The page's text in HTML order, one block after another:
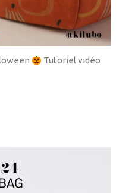
Tutoriel vidéo